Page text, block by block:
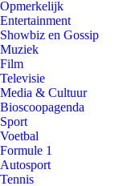
Opmerkelijk
Entertainment
Showbiz en Gossip
Muziek
Film
Televisie
Media & Cultuur
Bioscoopagenda
Sport
Voetbal
Formule 1
Autosport
Tennis